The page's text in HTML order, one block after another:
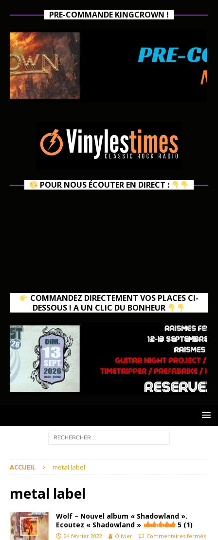
PRE-COMMANDE KINGCROWN !
POUR NOUS ÉCOUTER EN DIRECT :
COMMANDEZ DIRECTEMENT VOS PLACES CI-
DESSOUS ! A UN CLIC DU BONHEUR
ACCUEIL metal label
metal label
Wolf – Nouvel album « Shadowland ».
Ecoutez « Shadowland »
5 (1)
24 février 2022 Olivier Commentaires fermés